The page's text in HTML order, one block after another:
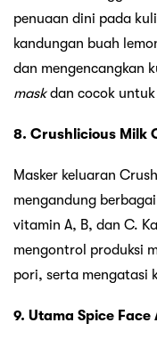
penuaan dini pada
kandungan buah
dan mengencangkan
maskdan cocok
8. Crushlicious Milk
Masker keluaran
mengandung
vitamin A, B, dan C.
mengontrol produksi
pori, serta mengatasi
9. Utama Spice